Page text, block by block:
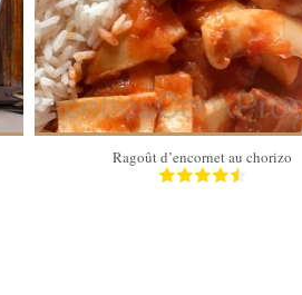
Ragoût d’encornet au chorizo